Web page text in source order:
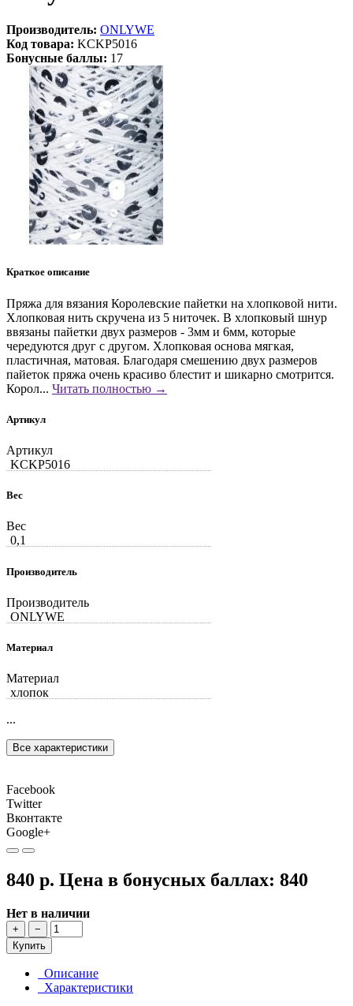
Производитель: ONLYWE
Код товара: KCKP5016
Бонусные баллы: 17
Краткое описание
Пряжа для вязания Королевские пайетки на хлопковой нити.
Хлопковая нить скручена из 5 ниточек. В хлопковый шнур
ввязаны пайетки двух размеров - 3мм и 6мм, которые
чередуются друг с другом. Хлопковая основа мягкая,
пластичная, матовая. Благодаря смешению двух размеров
пайеток пряжа очень красиво блестит и шикарно смотрится.
Корол... Читать полностью →
Артикул
Артикул
KCKP5016
Вес
Вес
0,1
Производитель
Производитель
ONLYWE
Материал
Материал
хлопок
...
Все характеристики
Facebook
Twitter
Вконтакте
Google+
840 р. Цена в бонусных баллах: 840
Нет в наличии
+
−
Купить
Описание
Характеристики